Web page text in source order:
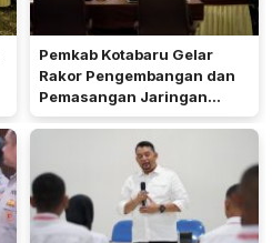
Pemkab Kotabaru Gelar
Rakor Pengembangan dan
Pemasangan Jaringan
Listrik PLN